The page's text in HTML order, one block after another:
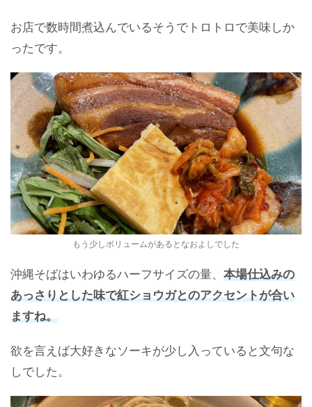
お店で数時間煮込んでいるそうでトロトロで美味しか
ったです。
もう少しボリュームがあるとなおよしでした
沖縄そばはいわゆるハーフサイズの量、 本場仕込みの
あっさりとした味で紅ショウガとのアクセントが合い
ますね。
欲を言えば大好きなソーキが少し入っていると文句な
しでした。